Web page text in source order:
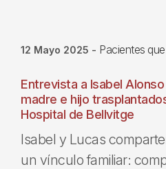
12 Mayo 2025 - Pacientes
Entrevista a Isabel
madre e hijo
Hospital de Bellvitge
Isabel y Lucas
un vínculo familiar: